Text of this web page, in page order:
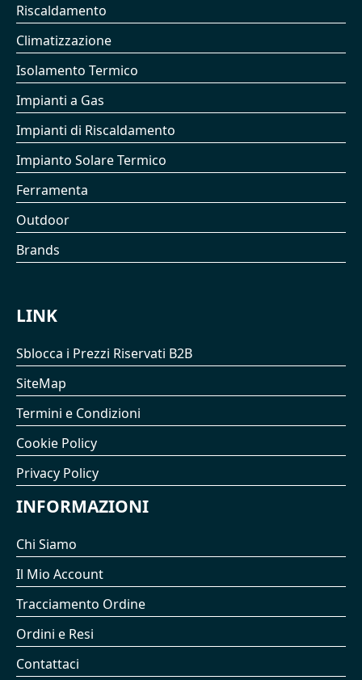
Riscaldamento
Climatizzazione
Isolamento Termico
Impianti a Gas
Impianti di Riscaldamento
Impianto Solare Termico
Ferramenta
Outdoor
Brands
LINK
Sblocca i Prezzi Riservati B2B
SiteMap
Termini e Condizioni
Cookie Policy
Privacy Policy
INFORMAZIONI
Chi Siamo
Il Mio Account
Tracciamento Ordine
Ordini e Resi
Contattaci